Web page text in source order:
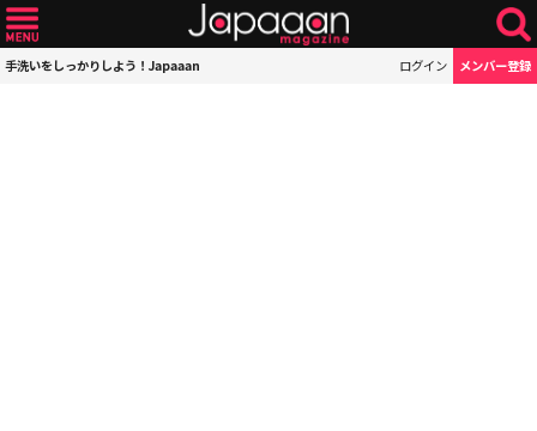
手洗いをしっかりしよう！Japaaan ログイン メンバー登録